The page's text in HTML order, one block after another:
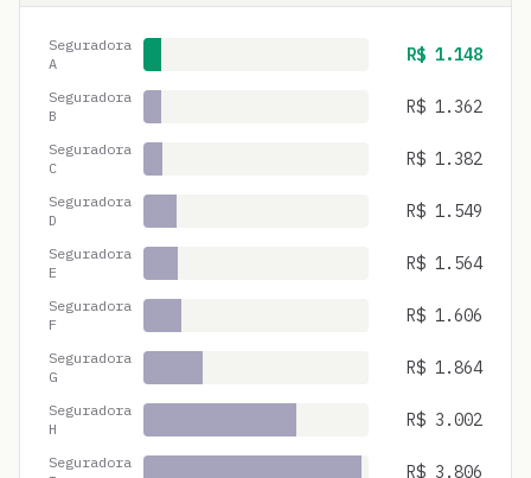
Seguradora
A
R$ 1.148
Seguradora
B
R$ 1.362
Seguradora
C
R$ 1.382
Seguradora
D
R$ 1.549
Seguradora
E
R$ 1.564
Seguradora
F
R$ 1.606
Seguradora
G
R$ 1.864
Seguradora
H
R$ 3.002
Seguradora
R$ 3.806